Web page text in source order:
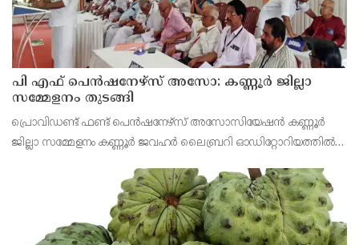
പി എഫ് പെൻഷനേഴ്സ് അസോ: കണ്ണൂർ ജില്ലാ
സമ്മേളനം തുടങ്ങി
പ്രൊവിഡണ്ട് ഫണ്ട് പെൻഷനേഴ്സ് അസോസിയേഷൻ കണ്ണൂർ
ജില്ലാ സമ്മേളനം കണ്ണൂർ ജവഹർ ലൈബ്രറി ഓഡിറ്റോറിയത്തിൽ
ഭരതൻ അദ്ധ്യക്ഷത വഹിച്ചു.